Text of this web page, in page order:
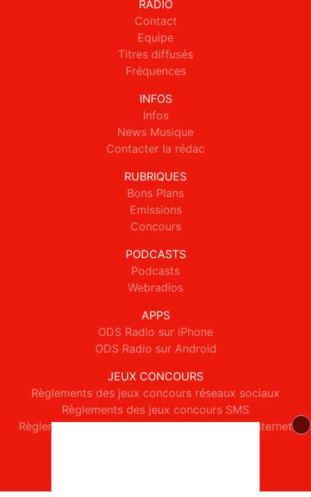
RADIO
Contact
Equipe
Titres diffusés
Fréquences
INFOS
Infos
News Musique
Contacter la rédac
RUBRIQUES
Bons Plans
Emissions
Concours
PODCASTS
Podcasts
Webradios
APPS
ODS Radio sur iPhone
ODS Radio sur Android
JEUX CONCOURS
Règlements des jeux concours réseaux sociaux
Règlements des jeux concours SMS
Règlements des jeux concours téléphone et internet